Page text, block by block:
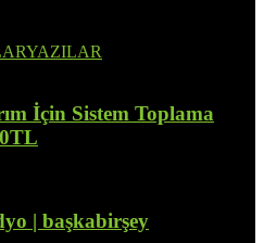
YAZILAR
İçin Sistem Toplama
| başkabirşey